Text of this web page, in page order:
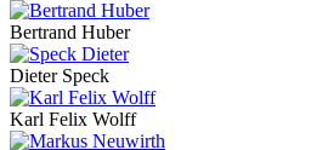
Bertrand Huber
Dieter Speck
Karl Felix Wolff